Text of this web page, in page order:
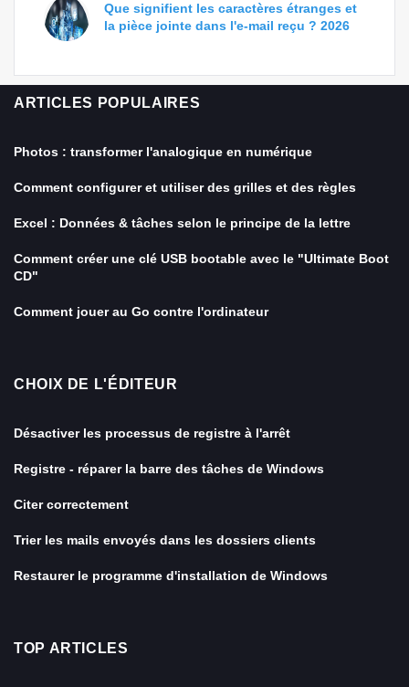
Que signifient les caractères étranges et
la pièce jointe dans l'e-mail reçu ? 2026
ARTICLES POPULAIRES
Photos : transformer l'analogique en numérique
Comment configurer et utiliser des grilles et des règles
Excel : Données & tâches selon le principe de la lettre
Comment créer une clé USB bootable avec le "Ultimate Boot
CD"
Comment jouer au Go contre l'ordinateur
CHOIX DE L'ÉDITEUR
Désactiver les processus de registre à l'arrêt
Registre - réparer la barre des tâches de Windows
Citer correctement
Trier les mails envoyés dans les dossiers clients
Restaurer le programme d'installation de Windows
TOP ARTICLES